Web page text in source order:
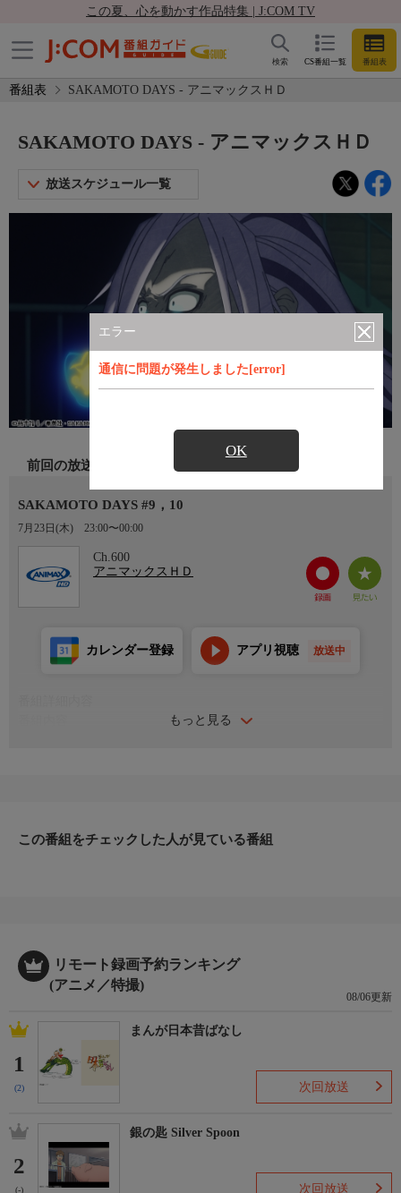
この夏、心を動かす作品特集 | J:COM TV
CS番組一覧 番組表
検索
番組表 SAKAMOTO DAYS - アニマックスＨＤ
エラー
通信に問題が発生しました[error]
OK
SAKAMOTO DAYS - アニマックスＨＤ
放送スケジュール一覧
前回の放送
SAKAMOTO DAYS #9，10
7月23日(木) 23:00〜00:00
Ch.600
アニマックスＨＤ
もっと見る
カレンダー登録 アプリ視聴 放送中
む坂本は、かつての面影が無いほどに…太っていた!!
この番組をチェックした人が見ている番組
リモート録画予約ランキング
(アニメ／特撮)
08/06更新
1
(2)
まんが日本昔ばなし
次回放送
2
(-)
銀の匙 Silver Spoon
次回放送